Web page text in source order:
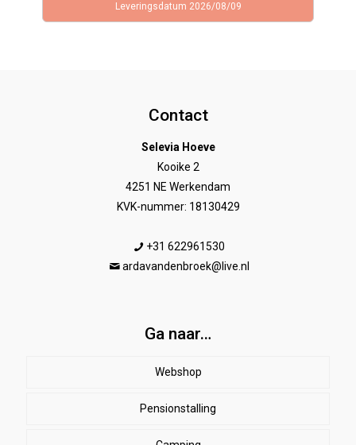
Leveringsdatum 2026/08/09
Contact
Selevia Hoeve
Kooike 2
4251 NE Werkendam
KVK-nummer: 18130429
+31 622961530
ardavandenbroek@live.nl
Ga naar…
Webshop
Paard
Pensionstalling